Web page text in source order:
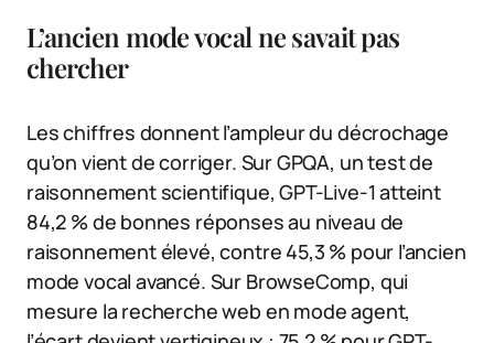
L’ancien mode vocal ne savait pas
chercher
Les chiffres donnent l’ampleur du décrochage
qu’on vient de corriger. Sur GPQA, un test de
raisonnement scientifique, GPT-Live-1 atteint
84,2 % de bonnes réponses au niveau de
raisonnement élevé, contre 45,3 % pour l’ancien
mode vocal avancé. Sur BrowseComp, qui
mesure la recherche web en mode agent,